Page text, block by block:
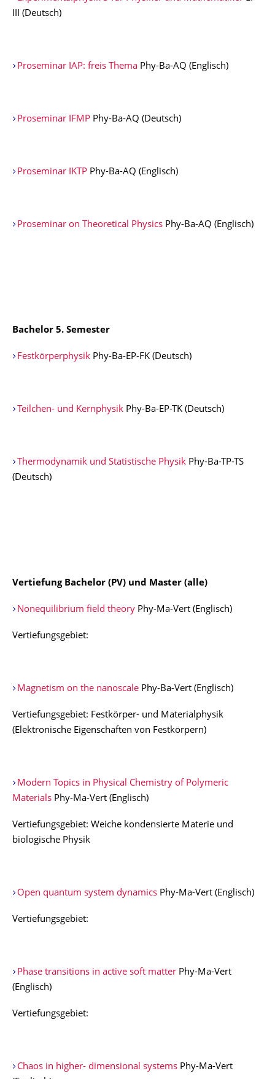
III (Deutsch)
Proseminar IAP: freis Thema Phy-Ba-AQ (Englisch)
Proseminar IFMP Phy-Ba-AQ (Deutsch)
Proseminar IKTP Phy-Ba-AQ (Englisch)
Proseminar on Theoretical Physics Phy-Ba-AQ (Englisch)
Bachelor 5. Semester
Festkörperphysik Phy-Ba-EP-FK (Deutsch)
Teilchen- und Kernphysik Phy-Ba-EP-TK (Deutsch)
Thermodynamik und Statistische Physik Phy-Ba-TP-TS
(Deutsch)
Vertiefung Bachelor (PV) und Master (alle)
Nonequilibrium field theory Phy-Ma-Vert (Englisch)
Vertiefungsgebiet:
Magnetism on the nanoscale Phy-Ba-Vert (Englisch)
Vertiefungsgebiet: Festkörper- und Materialphysik
(Elektronische Eigenschaften von Festkörpern)
Modern Topics in Physical Chemistry of Polymeric
Materials Phy-Ma-Vert (Englisch)
Vertiefungsgebiet: Weiche kondensierte Materie und
biologische Physik
Open quantum system dynamics Phy-Ma-Vert (Englisch)
Vertiefungsgebiet:
Phase transitions in active soft matter Phy-Ma-Vert
(Englisch)
Vertiefungsgebiet:
Chaos in higher- dimensional systems Phy-Ma-Vert